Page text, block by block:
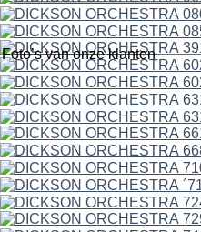
Foto’s van onze klanten